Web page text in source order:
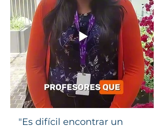
"Es difícil encontrar un